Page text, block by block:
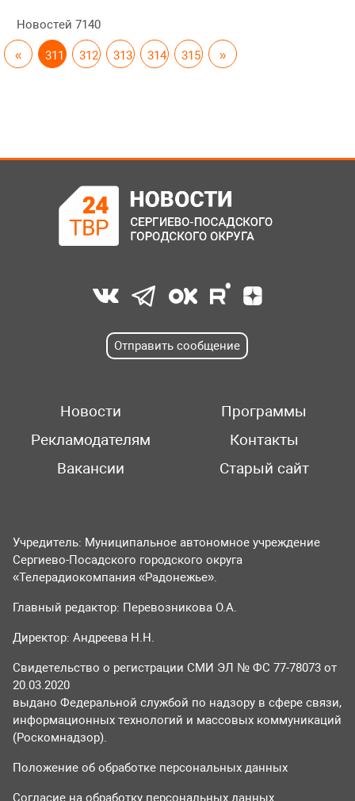
Новостей 7140
« 311 312 313 314 315 »
Отправить сообщение
Новости
Программы
Рекламодателям
Контакты
Вакансии
Старый сайт
Учредитель: Муниципальное автономное учреждение
Сергиево-Посадского городского округа
«Телерадиокомпания «Радонежье».
Главный редактор: Перевозникова О.А.
Директор: Андреева Н.Н.
Свидетельство о регистрации СМИ ЭЛ № ФС 77-78073 от
20.03.2020
выдано Федеральной службой по надзору в сфере связи,
информационных технологий и массовых коммуникаций
(Роскомнадзор).
Положение об обработке персональных данных
Согласие на обработку персональных данных